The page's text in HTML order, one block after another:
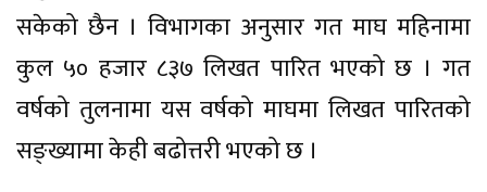
सकेको छैन । विभागका अनुसार गत माघ महिनामा
कुल ५० हजार ८३७ लिखत पारित भएको छ । गत
वर्षको तुलनामा यस वर्षको माघमा लिखत पारितको
सङ्ख्यामा केही बढोत्तरी भएको छ ।